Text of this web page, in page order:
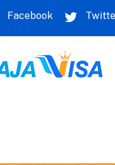
Facebook